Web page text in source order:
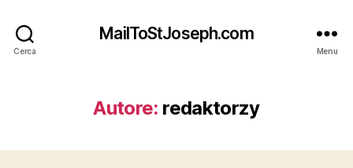
Cerca
MailToStJoseph.com
Menu
Autore: redaktorzy